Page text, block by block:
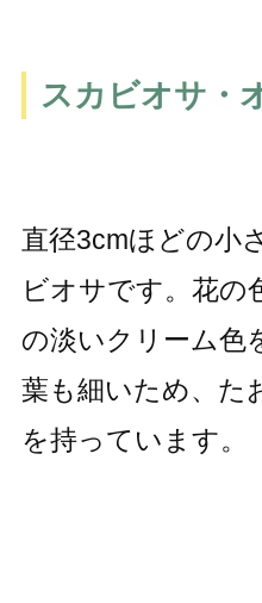
スカビオサ・
直径3cmほどの小
ビオサです。花の
の淡いクリーム色
葉も細いため、た
を持っています。